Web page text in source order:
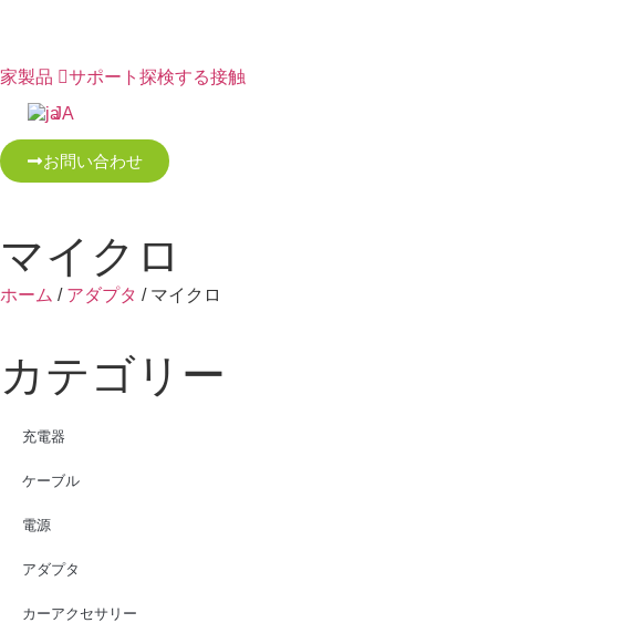
家製品 サポート 探検する接触
JA
お問い合わせ
マイクロ
ホーム / アダプタ / マイクロ
カテゴリー
充電器
ケーブル
電源
アダプタ
カーアクセサリー